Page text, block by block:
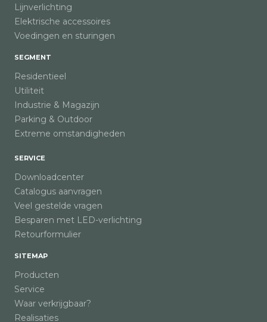
Lijnverlichting
Elektrische accessoires
Voedingen en sturingen
SEGMENT
Residentieel
Utiliteit
Industrie & Magazijn
Parking & Outdoor
Extreme omstandigheden
SERVICE
Downloadcenter
Catalogus aanvragen
Veel gestelde vragen
Besparen met LED-verlichting
Retourformulier
SITEMAP
Producten
Service
Waar verkrijgbaar?
Realisaties